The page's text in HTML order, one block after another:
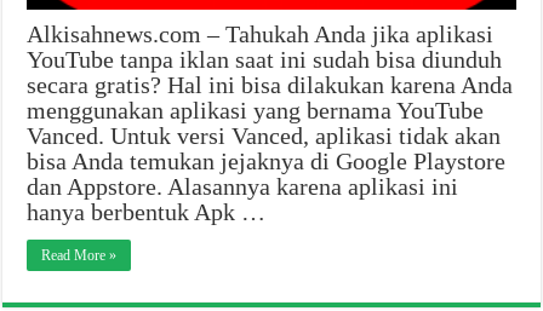
Alkisahnews.com – Tahukah Anda jika aplikasi
YouTube tanpa iklan saat ini sudah bisa diunduh
secara gratis? Hal ini bisa dilakukan karena Anda
menggunakan aplikasi yang bernama YouTube
Vanced. Untuk versi Vanced, aplikasi tidak akan
bisa Anda temukan jejaknya di Google Playstore
dan Appstore. Alasannya karena aplikasi ini
hanya berbentuk Apk …
Read More »